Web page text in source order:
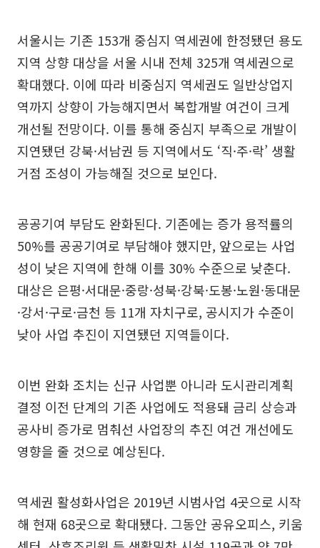
서울시는 기존 153개 중심지 역세권에 한정됐던 용도
지역 상향 대상을 서울 시내 전체 325개 역세권으로
확대했다. 이에 따라 비중심지 역세권도 일반상업지
역까지 상향이 가능해지면서 복합개발 여건이 크게
개선될 전망이다. 이를 통해 중심지 부족으로 개발이
지연됐던 강북·서남권 등 지역에서도 ‘직·주·락’ 생활
거점 조성이 가능해질 것으로 보인다.
공공기여 부담도 완화된다. 기존에는 증가 용적률의
50%를 공공기여로 부담해야 했지만, 앞으로는 사업
성이 낮은 지역에 한해 이를 30% 수준으로 낮춘다.
대상은 은평·서대문·중랑·성북·강북·도봉·노원·동대문
·강서·구로·금천 등 11개 자치구로, 공시지가 수준이
낮아 사업 추진이 지연됐던 지역들이다.
이번 완화 조치는 신규 사업뿐 아니라 도시관리계획
결정 이전 단계의 기존 사업에도 적용돼 금리 상승과
공사비 증가로 멈춰선 사업장의 추진 여건 개선에도
영향을 줄 것으로 예상된다.
역세권 활성화사업은 2019년 시범사업 4곳으로 시작
해 현재 68곳으로 확대됐다. 그동안 공유오피스, 키움